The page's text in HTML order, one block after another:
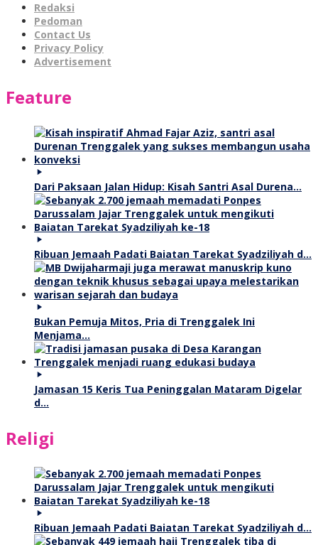
Redaksi
Pedoman
Contact Us
Privacy Policy
Advertisement
Feature
Dari Paksaan Jalan Hidup: Kisah Santri Asal Durena…
Ribuan Jemaah Padati Baiatan Tarekat Syadziliyah d…
Bukan Pemuja Mitos, Pria di Trenggalek Ini
Menjama…
Jamasan 15 Keris Tua Peninggalan Mataram Digelar
d…
Religi
Ribuan Jemaah Padati Baiatan Tarekat Syadziliyah d…